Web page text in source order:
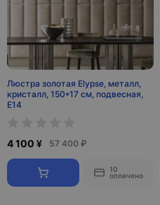
Люстра золотая Elypse, металл,
кристалл, 150*17 см, подвесная,
E14
4 100 ¥ 57 400 ₽
10
оплачено